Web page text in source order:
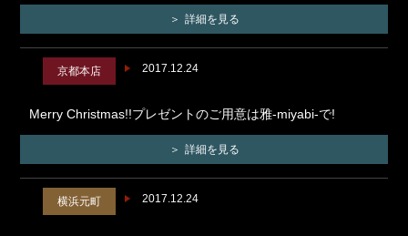
詳細を見る
2017.12.24
京都本店
Merry Christmas!!プレゼントのご用意は雅-miyabi-で!
詳細を見る
2017.12.24
横浜元町